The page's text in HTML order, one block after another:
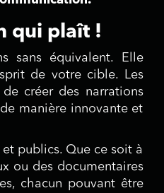
qui plaît !
sans équivalent. Elle
de votre cible. Les
créer des narrations
manière innovante et
publics. Que ce soit à
ou des documentaires
chacun pouvant être